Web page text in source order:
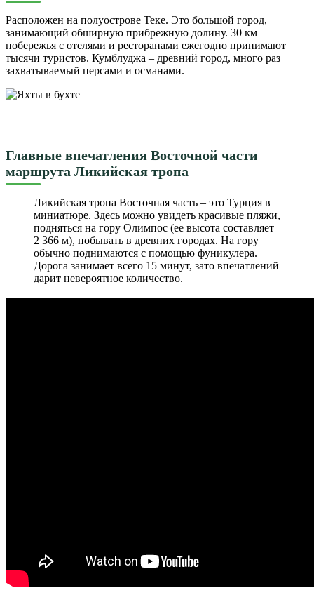
Расположен на полуострове Теке. Это большой город,
занимающий обширную прибрежную долину. 30 км
побережья с отелями и ресторанами ежегодно принимают
тысячи туристов. Кумблуджа – древний город, много раз
захватываемый персами и османами.
Главные впечатления Восточной части
маршрута Ликийская тропа
Ликийская тропа Восточная часть – это Турция в
миниатюре. Здесь можно увидеть красивые пляжи,
подняться на гору Олимпос (ее высота составляет
2 366 м), побывать в древних городах. На гору
обычно поднимаются с помощью фуникулера.
Дорога занимает всего 15 минут, зато впечатлений
дарит невероятное количество.